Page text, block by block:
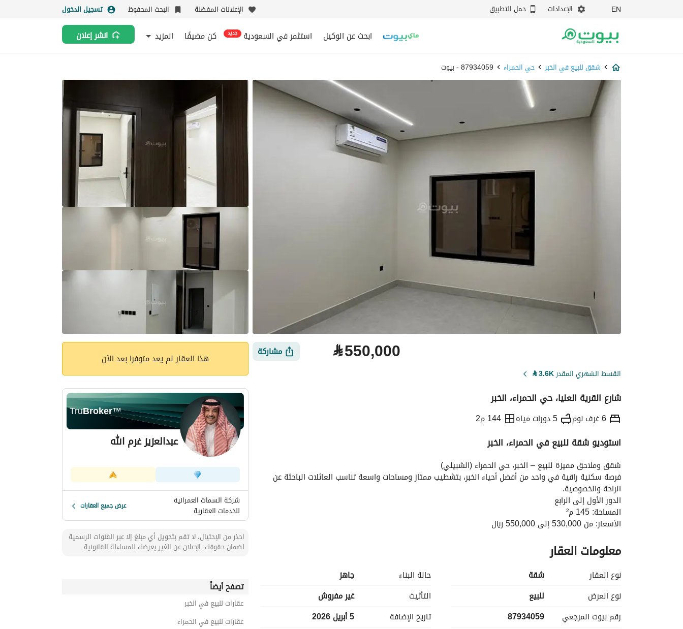
EN الإعدادات حمل التطبيق الإعلانات المفضلة البحث المحفوظ تسجيل الدخول
ابحث عن الوكيل استثمر في السعودية جديد كن مضيفًا المزيد انشر إعلان
شقق للبيع في الخبر حي الحمراء 87934059 - بيوت
⃁550,000 مشاركة
القسط الشهري المقدر3.6K
⃁
شارع القرية العليا، حي الحمراء، الخبر
6 غرف نوم 5 دورات مياه 144 م2
معلومات ترخيص الإعلان
استوديو شقة للبيع في الحمراء، الخبر
شقق وملاحق مميزة للبيع – الخبر، حي الحمراء (الشبيلي)
الراحة والخصوصية.
الدور الأول إلى الرابع
المساحة: 145 م²
الأسعار: من 530,000 إلى 550,000 ريال
مدخلين
مجلس
صالة
مطبخ
3 غرف نوم (إحداها ماستر)
حمامات
غرفة غسيل
معلومات العقار
نوع العقار
شقة
نوع العرض
للبيع
رقم بيوت المرجعي
87934059
حالة البناء
جاهز
التأثيث
غير مفروش
تاريخ الإضافة
5 أبريل 2026
هذا العقار لم يعد متوفرا بعد الآن
TruBroker™
عبدالعزيز غرم الله
شركة السمات العمرانيه
للخدمات العقارية عرض جميع العقارات
احذر من الإحتيال، لا تقم بتحويل أي مبلغ إلا عبر القنوات الرسمية
لضمان حقوقك .الإعلان عن الغير يعرضك للمساءلة القانونية.
تصفح أيضاً
عقارات للبيع في الخبر
عقارات للبيع في الحمراء